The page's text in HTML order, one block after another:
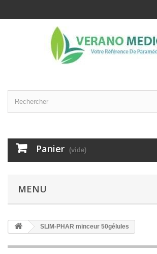
Panier (vide)
MENU
SLIM-PHAR minceur 50gélules